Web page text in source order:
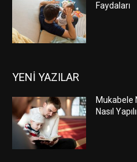
Faydaları
YENİ YAZILAR
Mukabele
Nasıl